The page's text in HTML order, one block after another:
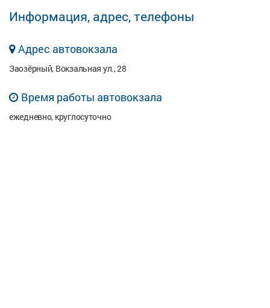
Информация, адрес, телефоны
Адрес автовокзала
Заозёрный, Вокзальная ул., 28
Время работы автовокзала
ежедневно, круглосуточно